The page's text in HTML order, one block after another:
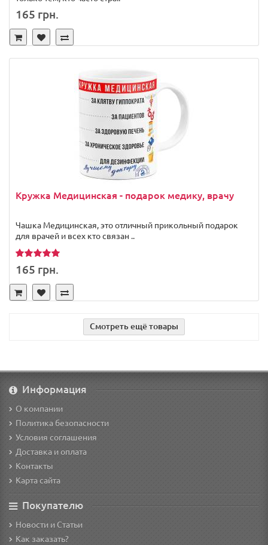
165 грн.
Кружка Медицинская - подарок медику, врачу
Чашка Медицинская, это отличный прикольный подарок
для врачей и всех кто связан ..
165 грн.
Смотреть ещё товары
Информация
О компании
Политика безопасности
Условия соглашения
Доставка и оплата
Контакты
Карта сайта
Покупателю
Новости и Статьи
Как заказать?